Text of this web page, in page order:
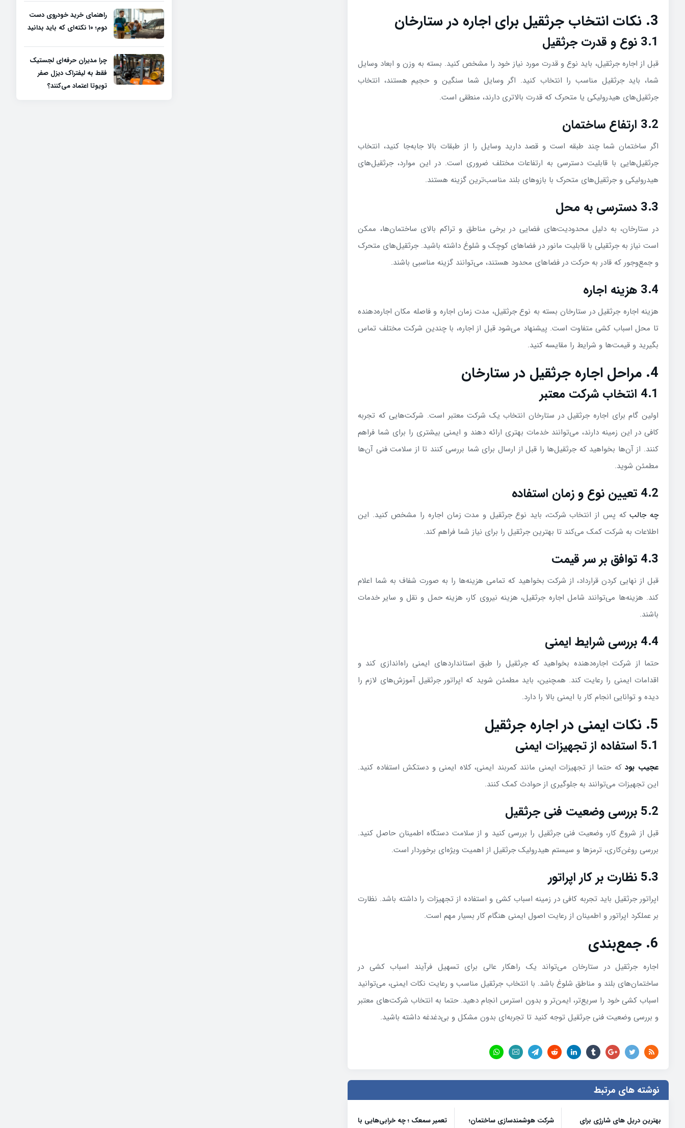
3. نکات انتخاب جرثقیل برای اجاره در ستارخان
3.1 نوع و قدرت جرثقیل
قبل از اجاره جرثقیل، باید نوع و قدرت مورد نیاز خود را مشخص کنید. بسته به وزن و ابعاد وسایل
شما، باید جرثقیل مناسب را انتخاب کنید. اگر وسایل شما سنگین و حجیم هستند، انتخاب
جرثقیل‌های هیدرولیکی یا متحرک که قدرت بالاتری دارند، منطقی است.
3.2 ارتفاع ساختمان
اگر ساختمان شما چند طبقه است و قصد دارید وسایل را از طبقات بالا جابه‌جا کنید، انتخاب
جرثقیل‌هایی با قابلیت دسترسی به ارتفاعات مختلف ضروری است. در این موارد، جرثقیل‌های
هیدرولیکی و جرثقیل‌های متحرک با بازوهای بلند مناسب‌ترین گزینه هستند.
3.3 دسترسی به محل
در ستارخان، به دلیل محدودیت‌های فضایی در برخی مناطق و تراکم بالای ساختمان‌ها، ممکن
است نیاز به جرثقیلی با قابلیت مانور در فضاهای کوچک و شلوغ داشته باشید. جرثقیل‌های متحرک
و جمع‌وجور که قادر به حرکت در فضاهای محدود هستند، می‌توانند گزینه مناسبی باشند.
3.4 هزینه اجاره
هزینه اجاره جرثقیل در ستارخان بسته به نوع جرثقیل، مدت زمان اجاره و فاصله مکان اجاره‌دهنده
تا محل اسباب کشی متفاوت است. پیشنهاد می‌شود قبل از اجاره، با چندین شرکت مختلف تماس
بگیرید و قیمت‌ها و شرایط را مقایسه کنید.
4. مراحل اجاره جرثقیل در ستارخان
4.1 انتخاب شرکت معتبر
اولین گام برای اجاره جرثقیل در ستارخان انتخاب یک شرکت معتبر است. شرکت‌هایی که تجربه
کافی در این زمینه دارند، می‌توانند خدمات بهتری ارائه دهند و ایمنی بیشتری را برای شما فراهم
کنند. از آن‌ها بخواهید که جرثقیل‌ها را قبل از ارسال برای شما بررسی کنند تا از سلامت فنی آن‌ها
مطمئن شوید.
4.2 تعیین نوع و زمان استفاده
چه جالبکه پس از انتخاب شرکت، باید نوع جرثقیل و مدت زمان اجاره را مشخص کنید. این
اطلاعات به شرکت کمک می‌کند تا بهترین جرثقیل را برای نیاز شما فراهم کند.
4.3 توافق بر سر قیمت
قبل از نهایی کردن قرارداد، از شرکت بخواهید که تمامی هزینه‌ها را به صورت شفاف به شما اعلام
کند. هزینه‌ها می‌توانند شامل اجاره جرثقیل، هزینه نیروی کار، هزینه حمل و نقل و سایر خدمات
باشند.
4.4 بررسی شرایط ایمنی
حتما از شرکت اجاره‌دهنده بخواهید که جرثقیل را طبق استانداردهای ایمنی راه‌اندازی کند و
اقدامات ایمنی را رعایت کند. همچنین، باید مطمئن شوید که اپراتور جرثقیل آموزش‌های لازم را
دیده و توانایی انجام کار با ایمنی بالا را دارد.
5. نکات ایمنی در اجاره جرثقیل
5.1 استفاده از تجهیزات ایمنی
عجیب بودکه حتما از تجهیزات ایمنی مانند کمربند ایمنی، کلاه ایمنی و دستکش استفاده کنید.
این تجهیزات می‌توانند به جلوگیری از حوادث کمک کنند.
5.2 بررسی وضعیت فنی جرثقیل
قبل از شروع کار، وضعیت فنی جرثقیل را بررسی کنید و از سلامت دستگاه اطمینان حاصل کنید.
بررسی روغن‌کاری، ترمزها و سیستم هیدرولیک جرثقیل از اهمیت ویژه‌ای برخوردار است.
5.3 نظارت بر کار اپراتور
اپراتور جرثقیل باید تجربه کافی در زمینه اسباب کشی و استفاده از تجهیزات را داشته باشد. نظارت
بر عملکرد اپراتور و اطمینان از رعایت اصول ایمنی هنگام کار بسیار مهم است.
6. جمع‌بندی
اجاره جرثقیل در ستارخان می‌تواند یک راهکار عالی برای تسهیل فرآیند اسباب کشی در
ساختمان‌های بلند و مناطق شلوغ باشد. با انتخاب جرثقیل مناسب و رعایت نکات ایمنی، می‌توانید
اسباب کشی خود را سریع‌تر، ایمن‌تر و بدون استرس انجام دهید. حتما به انتخاب شرکت‌های معتبر
و بررسی وضعیت فنی جرثقیل توجه کنید تا تجربه‌ای بدون مشکل و بی‌دغدغه داشته باشید.
نوشته های مرتبط
بهترین دریل های شارژی برای شرکت هوشمندسازی ساختمان؛ تعمیر سمعک ؛ چه خرابی‌هایی با
راهنمای خرید خودروی دست
دوم؛ ۱۰ نکته‌ای که باید بدانید
چرا مدیران حرفه‌ای لجستیک
فقط به لیفتراک دیزل صفر
تویوتا اعتماد می‌کنند؟